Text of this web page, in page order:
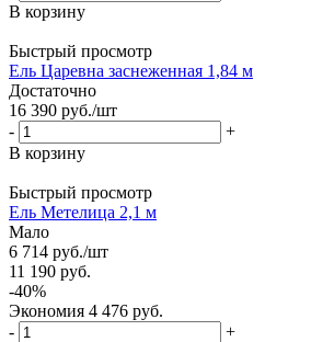
В корзину
Быстрый просмотр
Ель Царевна заснеженная 1,84 м
Достаточно
16 390 руб./шт
-
+
В корзину
Быстрый просмотр
Ель Метелица 2,1 м
Мало
6 714 руб./шт
11 190 руб.
-40%
Экономия 4 476 руб.
-
+